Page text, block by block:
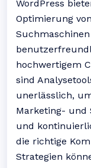
WordPress
Optimierung
hochwertigem
sind
unerlässlich,
Marketing- und
und
die richtige
Strategien